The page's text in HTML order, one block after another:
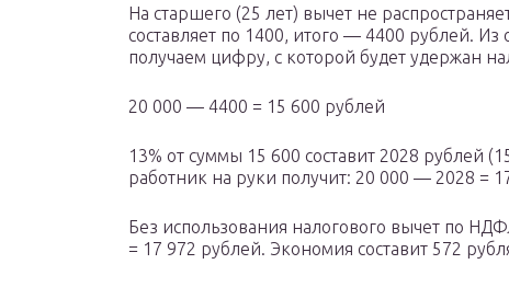
На старшего (25 лет) вычет не
составляет по 1400, итого — 4400 рублей.
получаем цифру, с которой будет удержан
20 000 — 4400 = 15 600 рублей
13% от суммы 15 600 составит 2028 рублей
работник на руки получит: 20 000 — 2028 =
Без использования налогового вычет по
= 17 972 рублей. Экономия составит 572